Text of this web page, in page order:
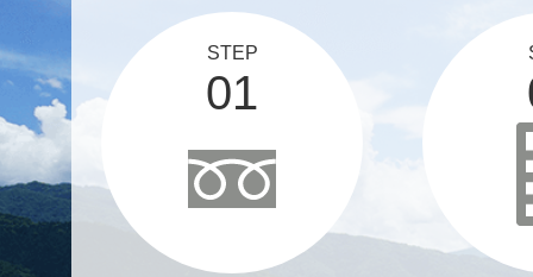
STEP
01